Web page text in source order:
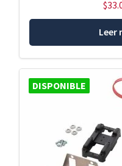
$
Leer
DISPONIBLE